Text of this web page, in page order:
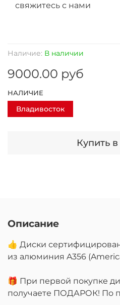
Наличие: В наличии
9000.00 руб
Купить
НАЛИЧИЕ
Владивосток
свяжитесь с нами
Описание
👍 Диски
из алюминия A356
🎁 При первой покупке
получаете ПОДАРОК! По